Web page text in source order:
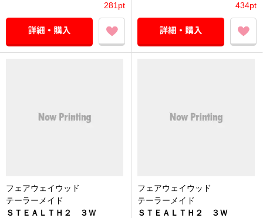
281pt 434pt
フェアウェイウッド
テーラーメイド
ＳＴＥＡＬＴＨ２ ３Ｗ
フェアウェイウッド
テーラーメイド
ＳＴＥＡＬＴＨ２ ３Ｗ